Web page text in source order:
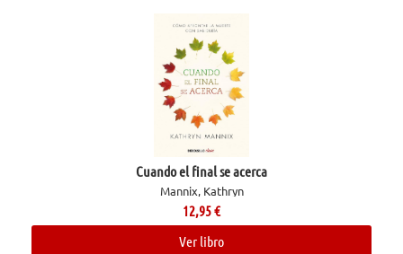
Cuando el final se acerca
Mannix, Kathryn
12,95€
Ver libro